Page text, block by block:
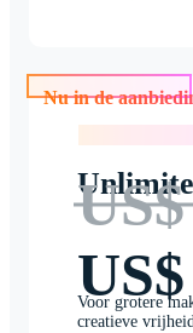
Nu in de aanbieding!
Voor grotere
creatieve